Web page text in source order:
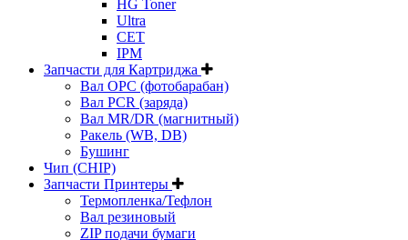
HG Toner
Ultra
CET
IPM
Запчасти для Картриджа
Вал OPC (фотобарабан)
Вал PCR (заряда)
Вал MR/DR (магнитный)
Ракель (WB, DB)
Бушинг
Чип (CHIP)
Запчасти Принтеры
Термопленка/Тефлон
Вал резиновый
ZIP подачи бумаги